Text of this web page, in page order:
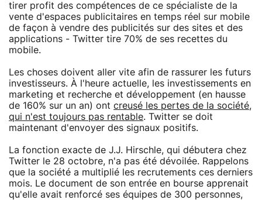
tirer profit des compétences de ce spécialiste de la
vente d'espaces publicitaires en temps réel sur mobile
de façon à vendre des publicités sur des sites et des
applications - Twitter tire 70% de ses recettes du
mobile.
Les choses doivent aller vite afin de rassurer les futurs
investisseurs. À l'heure actuelle, les investissements en
marketing et recherche et développement (en hausse
de 160% sur un an) ont creusé les pertes de la société,
qui n'est toujours pas rentable. Twitter se doit
maintenant d'envoyer des signaux positifs.
La fonction exacte de J.J. Hirschle, qui débutera chez
Twitter le 28 octobre, n'a pas été dévoilée. Rappelons
que la société a multiplié les recrutements ces derniers
mois. Le document de son entrée en bourse apprenait
qu'elle avait renforcé ses équipes de 300 personnes,